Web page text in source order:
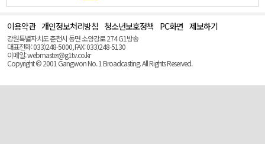
이용약관 개인정보처리방침 청소년보호정책 PC화면 제보하기
강원특별자치도 춘천시 동면 소양강로 274 G1방송
대표전화: 033)248-5000, FAX: 033)248-5130
이메일: webmaster@g1tv.co.kr
Copyright © 2001 Gangwon No. 1 Broadcasting. All Rights Reserved.